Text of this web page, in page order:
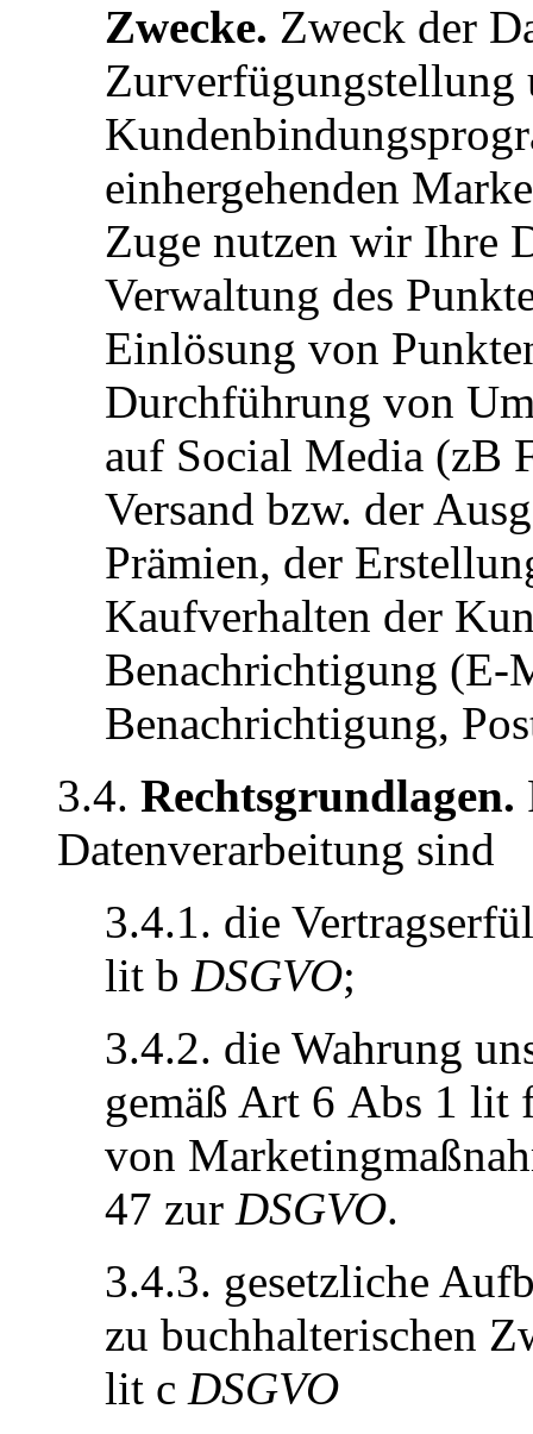
Zwecke. Zweck der
Zurverfügungstellung
einhergehenden
Zuge nutzen wir Ihre
Verwaltung des
Einlösung von
Durchführung von
auf Social Media (zB
Versand bzw. der
Prämien, der
Kaufverhalten der
Benachrichtigung (E-
Benachrichtigung,
3.4. Rechtsgrundlagen.
Datenverarbeitung sind
3.4.1. die
lit b DSGVO;
3.4.2. die Wahrung
gemäß Art 6 Abs 1
von
47 zur DSGVO.
3.4.3. gesetzliche
zu buchhalterischen
lit c DSGVO